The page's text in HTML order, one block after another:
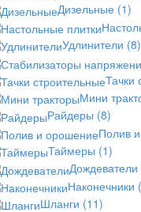
Дизельные (1)
Удлинители (8)
Тачки
Мини
Райдеры (8)
Полив
Таймеры (1)
Дождеватели
Наконечники
Шланги (11)